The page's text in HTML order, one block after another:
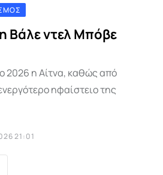
Βάλε ντελ Μπόβε
2026 η Αίτνα, καθώς από
ηφαίστειο της
21:01